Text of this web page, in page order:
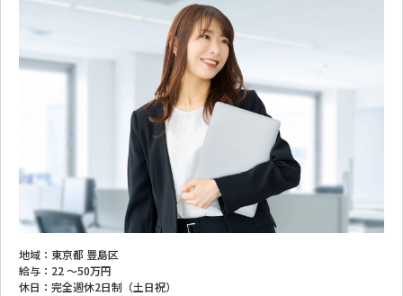
地域： 東京都 豊島区
給与： 22 ～50万円
休日： 完全週休2日制（土日祝）